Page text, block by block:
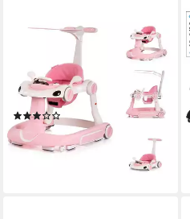
CHIPOLINO
Lauflernhilfe Happy Walker 5
in 1, Musik, Räder, Lichter,
Schaukelfunktion, Spielcenter,
Activity-Center
(4)
70,95 €
lieferbar - in 2-3 Werktagen bei dir